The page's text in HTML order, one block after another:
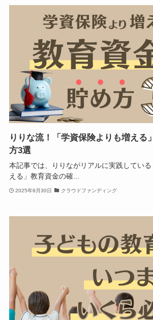
りりな流！「学資保険よりも増える
方3選
本記事では、りりながリアルに実践してい
える」教育資金の確...
2025年9月30日 クラウドファンディング